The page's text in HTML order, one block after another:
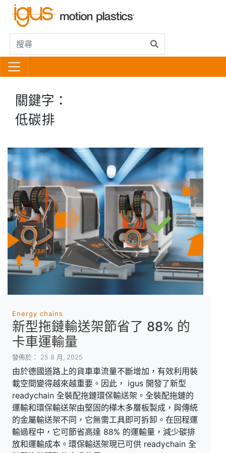
關鍵字：
低碳排
Energy chains
新型拖鏈輸送架節省了 88% 的
卡車運輸量
發佈於： 25 8 月, 2025
由於德國道路上的貨車車流量不斷增加，有效利用裝
載空間變得越來越重要。因此， igus 開發了新型
readychain 全裝配拖鏈環保輸送架。全裝配拖鏈的
運輸和環保輸送架由堅固的樺木多層板製成，與傳統
的金屬輸送架不同，它無需工具即可拆卸。在回程運
輸過程中，它可節省高達 88% 的運輸量，減少碳排
放和運輸成本。環保輸送架現已可供 readychain 全